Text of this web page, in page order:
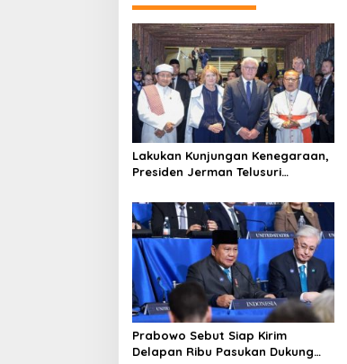
Lakukan Kunjungan Kenegaraan,
Presiden Jerman Telusuri
Prabowo Sebut Siap Kirim
Delapan Ribu Pasukan Dukung